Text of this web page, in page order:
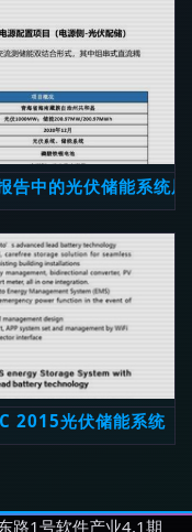
告中的光伏储能系统
2015光伏储能系统
路1号软件产业4.1期